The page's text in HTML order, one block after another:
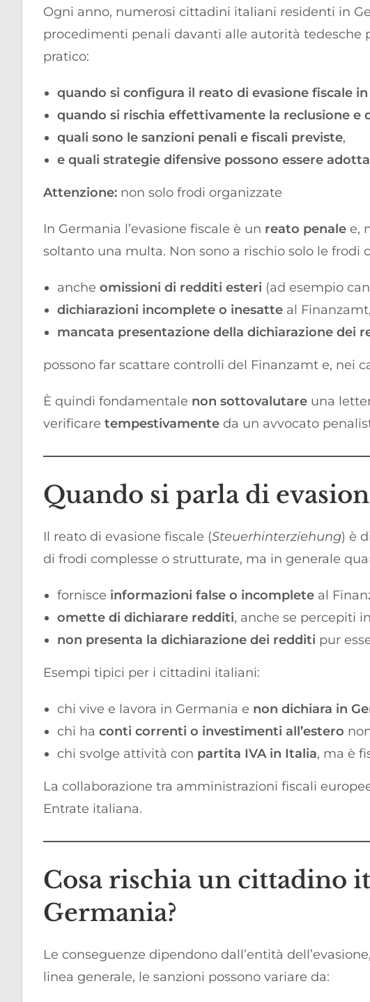
Ogni anno, numerosi cittadini italiani residenti in
procedimenti penali davanti alle autorità tedesche
pratico:
quando si configura il reato di evasione fiscale
quando si rischia effettivamente la reclusione
quali sono le sanzioni penali e fiscali previste,
e quali strategie difensive possono essere
Attenzione: non solo frodi organizzate
In Germania l’evasione fiscale è un reato penale e,
soltanto una multa. Non sono a rischio solo le frodi
anche omissioni di redditi esteri (ad esempio
dichiarazioni incomplete o inesatte al Finanzamt,
mancata presentazione della dichiarazione dei
possono far scattare controlli del Finanzamt e, nei
È quindi fondamentale non sottovalutare una
verificare tempestivamente da un avvocato
Quando si parla di
Il reato di evasione fiscale (Steuerhinterziehung) è
di frodi complesse o strutturate, ma in generale
fornisce informazioni false o incomplete al
omette di dichiarare redditi, anche se percepiti
non presenta la dichiarazione dei redditi pur
Esempi tipici per i cittadini italiani:
chi vive e lavora in Germania e non dichiara in
chi ha conti correnti o investimenti all’estero
chi svolge attività con partita IVA in Italia, ma è
La collaborazione tra amministrazioni fiscali
Entrate italiana.
Cosa rischia un cittadino
Germania?
Le conseguenze dipendono dall’entità
linea generale, le sanzioni possono variare da: